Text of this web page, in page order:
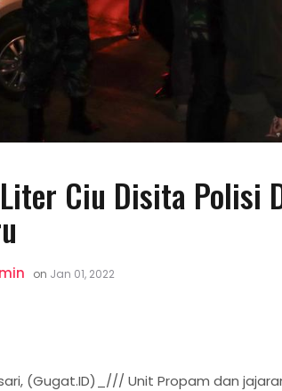
Ciu Disita Polisi
on Jan 01, 2022
(Gugat.ID)_/// Unit Propam dan